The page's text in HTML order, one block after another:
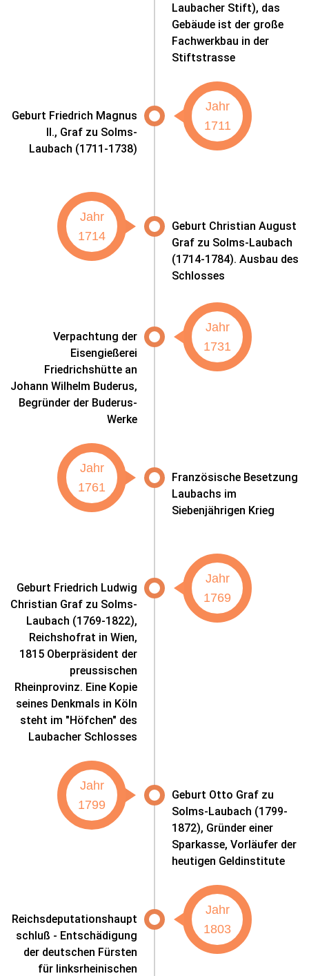
Laubacher Stift), das
Gebäude ist der große
Fachwerkbau in der
Stiftstrasse
Jahr
1711
Geburt Friedrich Magnus
II., Graf zu Solms-
Laubach (1711-1738)
Jahr
1714
Geburt Christian August
Graf zu Solms-Laubach
(1714-1784). Ausbau des
Schlosses
Jahr
1731
Verpachtung der
Eisengießerei
Friedrichshütte an
Johann Wilhelm Buderus,
Begründer der Buderus-
Werke
Jahr
1761
Französische Besetzung
Laubachs im
Siebenjährigen Krieg
Jahr
1769
Geburt Friedrich Ludwig
Christian Graf zu Solms-
Laubach (1769-1822),
Reichshofrat in Wien,
1815 Oberpräsident der
preussischen
Rheinprovinz. Eine Kopie
seines Denkmals in Köln
steht im "Höfchen" des
Laubacher Schlosses
Jahr
1799
Geburt Otto Graf zu
Solms-Laubach (1799-
1872), Gründer einer
Sparkasse, Vorläufer der
heutigen Geldinstitute
Jahr
1803
Reichsdeputationshaupt
schluß - Entschädigung
der deutschen Fürsten
für linksrheinischen